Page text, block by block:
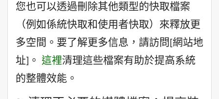
您也可以透過刪除其他類型的快取檔案
（例如係統快取和使用者快取）來釋放更
多空間。要了解更多信息，請訪問[網站地
址]。 這裡清理這些檔案有助於提高系統
的整體效能。